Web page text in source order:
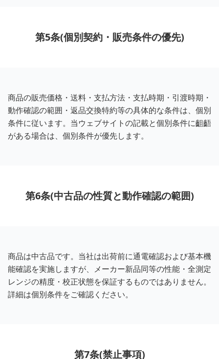
第5条(個別契約・販売条件の優先)
商品の販売価格・送料・支払方法・支払時期・引渡時期・
動作確認の範囲・返品交換特約等の具体的な条件は、個別
条件に従います。当ウェブサイトの記載と個別条件に齟齬
がある場合は、個別条件が優先します。
第6条(中古品の性質と動作確認の範囲)
商品は中古品です。当社は出荷前に通電確認および基本機
能確認を実施しますが、メーカー新品同等の性能・全測定
レンジの精度・校正状態を保証するものではありません。
詳細は個別条件をご確認ください。
第7条(禁止事項)